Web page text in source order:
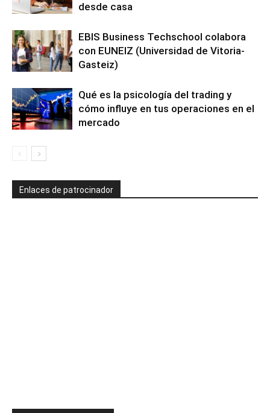
desde casa
EBIS Business Techschool colabora
con EUNEIZ (Universidad de Vitoria-
Gasteiz)
Qué es la psicología del trading y
cómo influye en tus operaciones en el
mercado
Enlaces de patrocinador